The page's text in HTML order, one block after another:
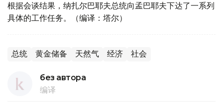
根据会谈结果，纳扎尔巴耶夫总统向孟巴耶夫下达了一系列
具体的工作任务。（编译：塔尔）
总统 黄金储备 天然气 经济 社会
без автора
编译